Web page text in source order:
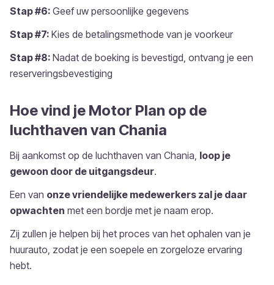
Stap #6: Geef uw persoonlijke gegevens
Stap #7: Kies de betalingsmethode van je voorkeur
Stap #8: Nadat de boeking is bevestigd, ontvang je een
reserveringsbevestiging
Hoe vind je Motor Plan op de
luchthaven van Chania
Bij aankomst op de luchthaven van Chania, loop je
gewoon door de uitgangsdeur.
Een van onze vriendelijke medewerkers zal je daar
opwachten met een bordje met je naam erop.
Zij zullen je helpen bij het proces van het ophalen van je
huurauto, zodat je een soepele en zorgeloze ervaring
hebt.